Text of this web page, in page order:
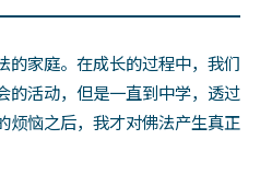
的家庭。在成长的过程中，我们
的活动，但是一直到中学，透过
烦恼之后，我才对佛法产生真正